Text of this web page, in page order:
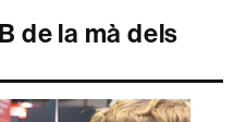
de la mà dels